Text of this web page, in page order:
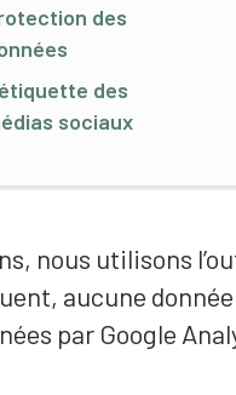
nous utilisons
aucune
par Google
des
des
sociaux